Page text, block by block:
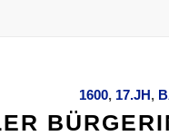
1600, 17.JH,